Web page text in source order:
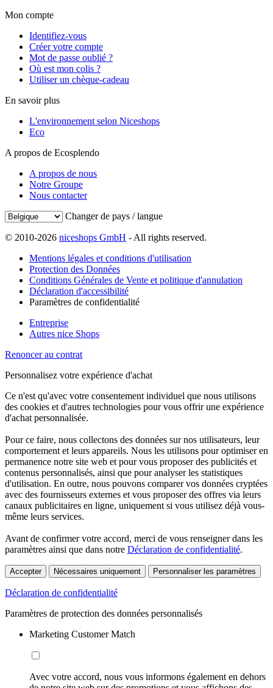
Mon compte
Identifiez-vous
Créer votre compte
Mot de passe oublié ?
Où est mon colis ?
Utiliser un chèque-cadeau
En savoir plus
L'environnement selon Niceshops
Eco
A propos de Ecosplendo
A propos de nous
Notre Groupe
Nous contacter
Changer de pays / langue
© 2010-2026 niceshops GmbH - All rights reserved.
Mentions légales et conditions d'utilisation
Protection des Données
Conditions Générales de Vente et politique d'annulation
Déclaration d'accessibilité
Paramètres de confidentialité
Entreprise
Autres nice Shops
Renoncer au contrat
Personnalisez votre expérience d'achat
Ce n'est qu'avec votre consentement individuel que nous utilisons
des cookies et d'autres technologies pour vous offrir une expérience
d'achat personnalisée.
Pour ce faire, nous collectons des données sur nos utilisateurs, leur
comportement et leurs appareils. Nous les utilisons pour optimiser en
permanence notre site web et pour vous proposer des publicités et
contenus personnalisés, ainsi que pour analyser les statistiques
d'utilisation. En outre, nous pouvons comparer vos données cryptées
avec des fournisseurs externes et vous proposer des offres via leurs
canaux publicitaires en ligne, uniquement si vous utilisez déjà vous-
même leurs services.
Avant de confirmer votre accord, merci de vous renseigner dans les
paramètres ainsi que dans notre Déclaration de confidentialité.
Accepter Nécessaires uniquement Personnaliser les paramètres
Déclaration de confidentialité
Paramètres de protection des données personnalisés
Marketing Customer Match
Avec votre accord, nous vous informons également en dehors